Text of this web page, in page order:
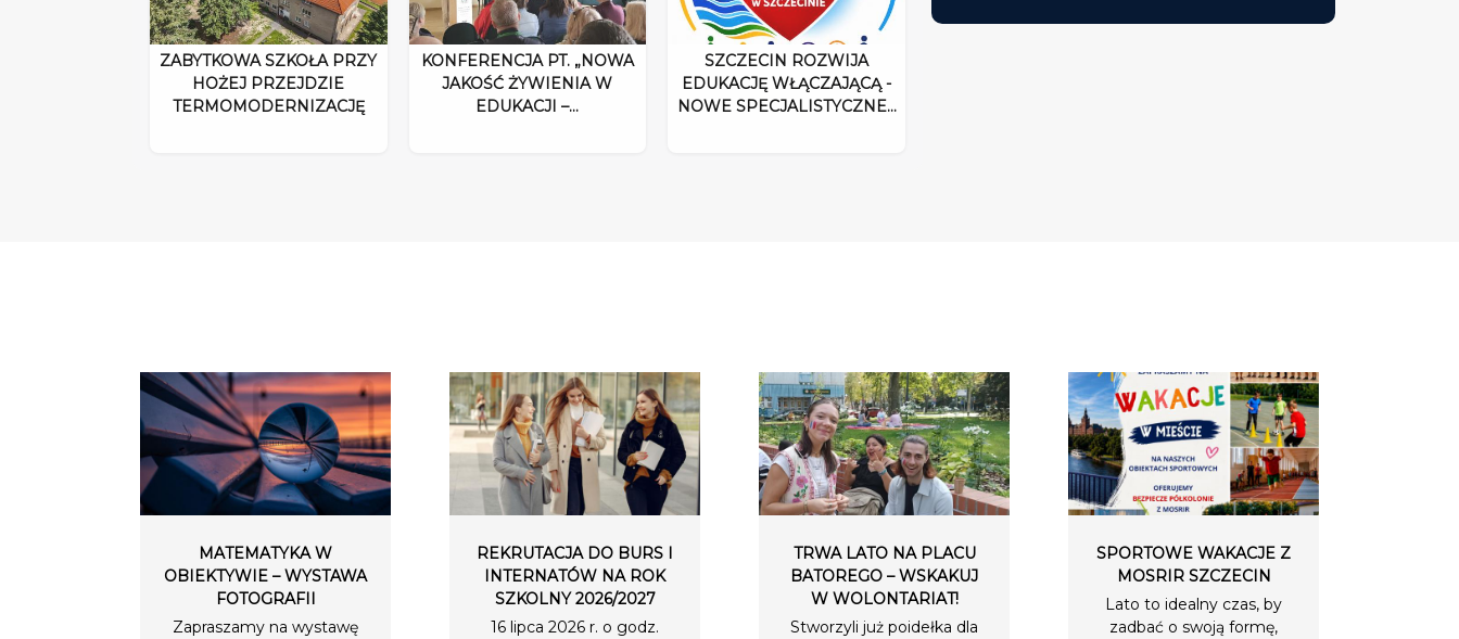
ZABYTKOWA SZKOŁA PRZY
HOŻEJ PRZEJDZIE
TERMOMODERNIZACJĘ
KONFERENCJA PT. „NOWA
JAKOŚĆ ŻYWIENIA W
EDUKACJI –…
SZCZECIN ROZWIJA
EDUKACJĘ WŁĄCZAJĄCĄ -
NOWE SPECJALISTYCZNE…
MATEMATYKA W
OBIEKTYWIE – WYSTAWA
FOTOGRAFII
Zapraszamy na wystawę
REKRUTACJA DO BURS I
INTERNATÓW NA ROK
SZKOLNY 2026/2027
16 lipca 2026 r. o godz.
TRWA LATO NA PLACU
BATOREGO – WSKAKUJ
W WOLONTARIAT!
Stworzyli już poidełka dla
SPORTOWE WAKACJE Z
MOSRIR SZCZECIN
Lato to idealny czas, by
zadbać o swoją formę,